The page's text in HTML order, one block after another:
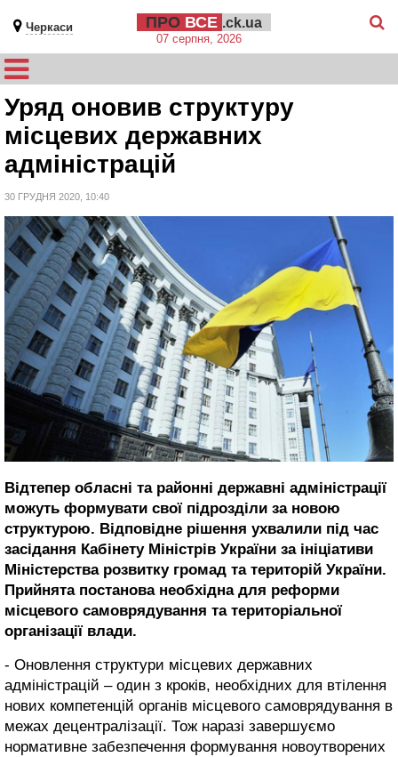
Черкаси ПРО ВСЕ .ck.ua
07 серпня, 2026
Уряд оновив структуру
місцевих державних
адміністрацій
30 ГРУДНЯ 2020, 10:40
Відтепер обласні та районні державні адміністрації
можуть формувати свої підрозділи за новою
структурою. Відповідне рішення ухвалили під час
засідання Кабінету Міністрів України за ініціативи
Міністерства розвитку громад та територій України.
Прийнята постанова необхідна для реформи
місцевого самоврядування та територіальної
організації влади.
- Оновлення структури місцевих державних
адміністрацій – один з кроків, необхідних для втілення
нових компетенцій органів місцевого самоврядування в
межах децентралізації. Тож наразі завершуємо
нормативне забезпечення формування новоутворених